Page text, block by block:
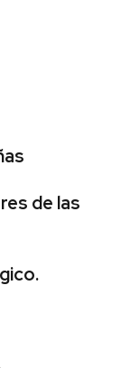
de las